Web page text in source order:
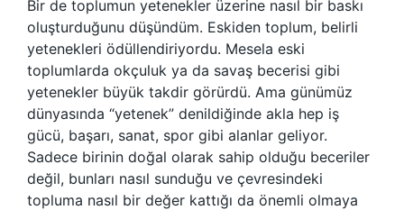
Bir de toplumun yetenekler üzerine nasıl bir baskı
oluşturduğunu düşündüm. Eskiden toplum, belirli
yetenekleri ödüllendiriyordu. Mesela eski
toplumlarda okçuluk ya da savaş becerisi gibi
yetenekler büyük takdir görürdü. Ama günümüz
dünyasında “yetenek” denildiğinde akla hep iş
gücü, başarı, sanat, spor gibi alanlar geliyor.
Sadece birinin doğal olarak sahip olduğu beceriler
değil, bunları nasıl sunduğu ve çevresindeki
topluma nasıl bir değer kattığı da önemli olmaya